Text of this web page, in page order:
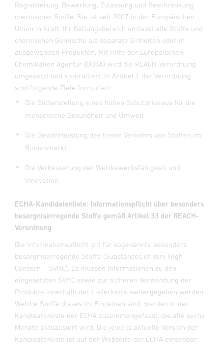
Registrierung, Bewertung, Zulassung und Beschränkung
chemischer Stoffe. Sie ist seit 2007 in der Europäischen
Union in Kraft. Ihr Geltungsbereich umfasst alle Stoffe und
chemischen Gemische als separate Einheiten oder in
ausgewählten Produkten. Mit Hilfe der Europäischen
Chemikalien Agentur (ECHA) wird die REACH-Verordnung
umgesetzt und kontrolliert. In Artikel 1 der Verordnung
sind folgende Ziele formuliert:
Die Sicherstellung eines hohen Schutzniveaus für die
menschliche Gesundheit und Umwelt
Die Gewährleistung des freien Verkehrs von Stoffen im
Binnenmarkt
Die Verbesserung der Wettbewerbsfähigkeit und
Innovation
ECHA-Kandidatenliste: Informationspflicht über besonders
besorgniserregende Stoffe gemäß Artikel 33 der REACH-
Verordnung
Die Informationspflicht gilt für sogenannte besonders
besorgniserregende Stoffe (Substances of Very High
Concern – SVHC). Es müssen Informationen zu den
eingesetzten SVHC sowie zur sicheren Verwendung der
Produkte innerhalb der Lieferkette weitergegeben werden.
Welche Stoffe dieses im Einzelnen sind, werden in der
Kandidatenliste der ECHA zusammengefasst, die alle sechs
Monate aktualisiert wird. Die jeweils aktuelle Version der
Kandidatenliste ist auf der Webseite der ECHA einsehbar.